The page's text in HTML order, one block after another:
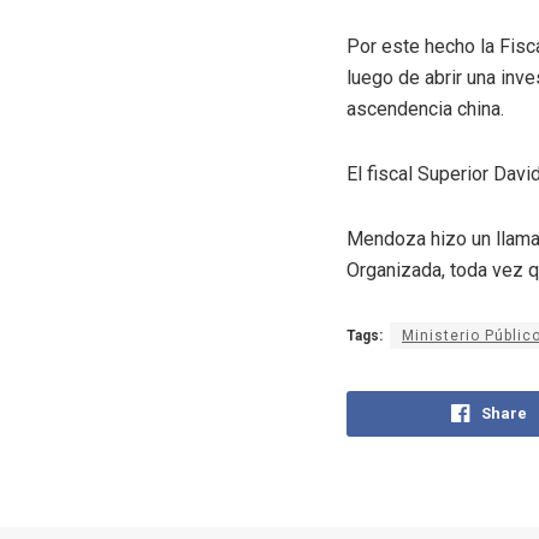
Por este hecho la
luego de abrir una
ascendencia china.
El fiscal Superior
Mendoza hizo un
Organizada, toda vez
Tags: Ministerio
Share